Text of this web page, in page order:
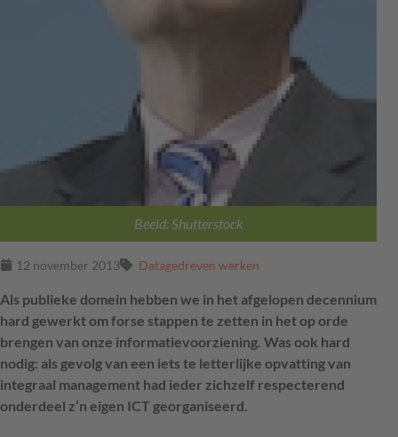
Beeld: Shutterstock
12 november 2013 Datagedreven werken
Als publieke domein hebben we in het afgelopen decennium
hard gewerkt om forse stappen te zetten in het op orde
brengen van onze informatievoorziening. Was ook hard
nodig: als gevolg van een iets te letterlijke opvatting van
integraal management had ieder zichzelf respecterend
onderdeel z’n eigen ICT georganiseerd.